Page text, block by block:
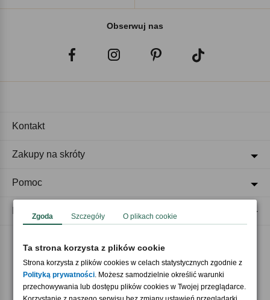
Obserwuj nas
Akceptujemy płatności
Kontakt
Zakupy na skróty
Pomoc
Regulaminy
Zgoda Szczegóły O plikach cookie
Ta strona korzysta z plików cookie
Strona korzysta z plików cookies w celach statystycznych zgodnie z
Polityką prywatności. Możesz samodzielnie określić warunki
przechowywania lub dostępu plików cookies w Twojej przeglądarce.